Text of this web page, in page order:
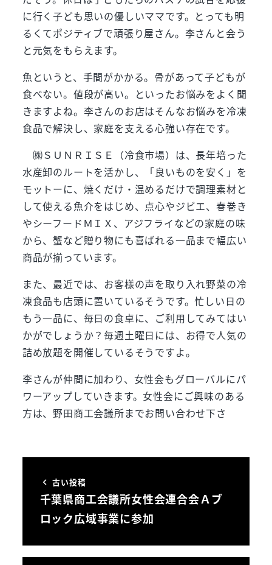
に行く子ども思いの優しいママです。とっても明
るくてポジティブで頑張り屋さん。李さんと会う
と元気をもらえます。
魚というと、手間がかかる。骨があって子どもが
食べない。値段が高い。といったお悩みをよく聞
きますよね。李さんのお店はそんなお悩みを冷凍
食品で解決し、家庭を支える心強い存在です。
㈱ＳＵＮＲＩＳＥ（冷食市場）は、長年培った
水産卸のルートを活かし、「良いものを安く」を
モットーに、焼くだけ・温めるだけで調理素材と
して使える魚介をはじめ、点心やジビエ、春巻き
やシーフードＭＩＸ、アジフライなどの家庭の味
から、蟹など贈り物にも喜ばれる一品まで幅広い
商品が揃っています。
また、最近では、お客様の声を取り入れ野菜の冷
凍食品も店頭に置いているそうです。忙しい日の
もう一品に、毎日の食卓に、ご利用してみてはい
かがでしょうか？毎週土曜日には、お得で人気の
詰め放題を開催しているそうですよ。
李さんが仲間に加わり、女性会もグローバルにパ
ワーアップしていきます。女性会にご興味のある
方は、野田商工会議所までお問い合わせ下さ
古い投稿
千葉県商工会議所女性会連合会Ａブ
ロック広域事業に参加